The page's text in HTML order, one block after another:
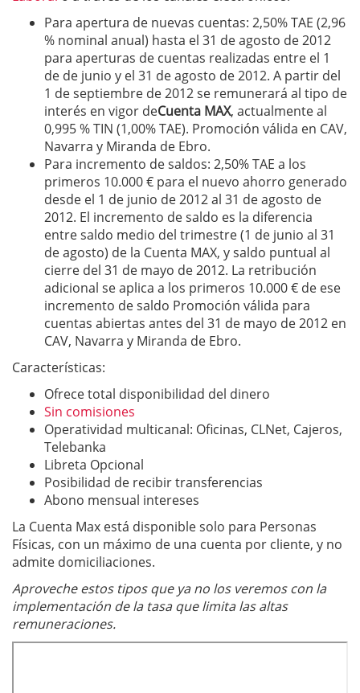
Para apertura de nuevas cuentas: 2,50% TAE (2,96
% nominal anual) hasta el 31 de agosto de 2012
para aperturas de cuentas realizadas entre el 1
de de junio y el 31 de agosto de 2012. A partir del
1 de septiembre de 2012 se remunerará al tipo de
interés en vigor deCuenta MAX, actualmente al
0,995 % TIN (1,00% TAE). Promoción válida en CAV,
Navarra y Miranda de Ebro.
Para incremento de saldos: 2,50% TAE a los
primeros 10.000 € para el nuevo ahorro generado
desde el 1 de junio de 2012 al 31 de agosto de
2012. El incremento de saldo es la diferencia
entre saldo medio del trimestre (1 de junio al 31
de agosto) de la Cuenta MAX, y saldo puntual al
cierre del 31 de mayo de 2012. La retribución
adicional se aplica a los primeros 10.000 € de ese
incremento de saldo Promoción válida para
cuentas abiertas antes del 31 de mayo de 2012 en
CAV, Navarra y Miranda de Ebro.
Características:
Ofrece total disponibilidad del dinero
Sin comisiones
Operatividad multicanal: Oficinas, CLNet, Cajeros,
Telebanka
Libreta Opcional
Posibilidad de recibir transferencias
Abono mensual intereses
La Cuenta Max está disponible solo para Personas
Físicas, con un máximo de una cuenta por cliente, y no
admite domiciliaciones.
Aproveche estos tipos que ya no los veremos con la
implementación de la tasa que limita las altas
remuneraciones.